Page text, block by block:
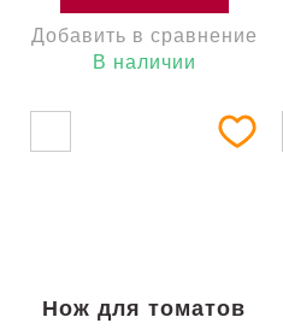
Добавить в сравнение
В наличии
Нож для томатов